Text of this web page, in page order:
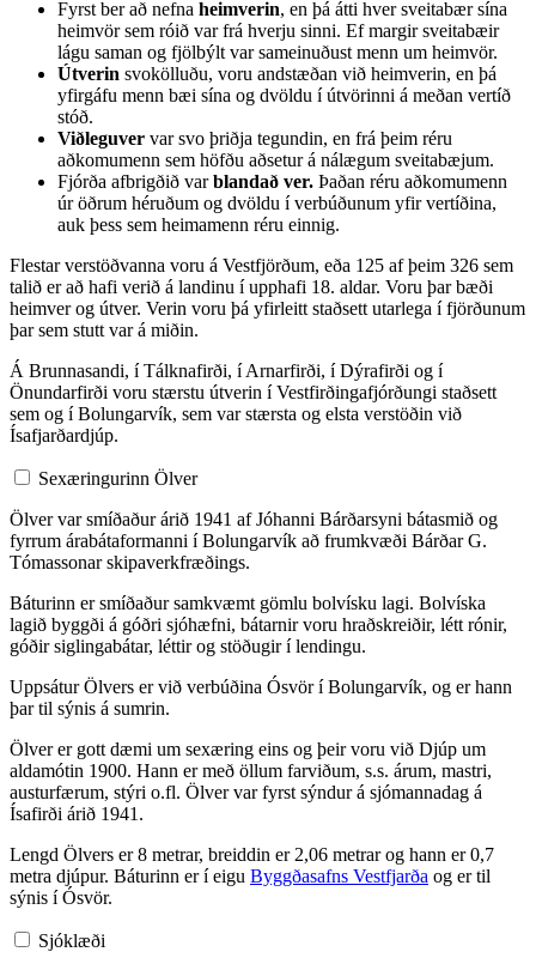
Fyrst ber að nefna heimverin, en þá átti hver sveitabær sína
heimvör sem róið var frá hverju sinni. Ef margir sveitabæir
lágu saman og fjölbýlt var sameinuðust menn um heimvör.
Útverin svokölluðu, voru andstæðan við heimverin, en þá
yfirgáfu menn bæi sína og dvöldu í útvörinni á meðan vertíð
stóð.
Viðleguver var svo þriðja tegundin, en frá þeim réru
aðkomumenn sem höfðu aðsetur á nálægum sveitabæjum.
Fjórða afbrigðið varblandað ver. Þaðan réru aðkomumenn
úr öðrum héruðum og dvöldu í verbúðunum yfir vertíðina,
auk þess sem heimamenn réru einnig.
Flestar verstöðvanna voru á Vestfjörðum, eða 125 af þeim 326 sem
talið er að hafi verið á landinu í upphafi 18. aldar. Voru þar bæði
heimver og útver. Verin voru þá yfirleitt staðsett utarlega í fjörðunum
þar sem stutt var á miðin.
Á Brunnasandi, í Tálknafirði, í Arnarfirði, í Dýrafirði og í
Önundarfirði voru stærstu útverin í Vestfirðingafjórðungi staðsett
sem og í Bolungarvík, sem var stærsta og elsta verstöðin við
Ísafjarðardjúp.
Sexæringurinn Ölver
Ölver var smíðaður árið 1941 af Jóhanni Bárðarsyni bátasmið og
fyrrum árabátaformanni í Bolungarvík að frumkvæði Bárðar G.
Tómassonar skipaverkfræðings.
Báturinn er smíðaður samkvæmt gömlu bolvísku lagi. Bolvíska
lagið byggði á góðri sjóhæfni, bátarnir voru hraðskreiðir, létt rónir,
góðir siglingabátar, léttir og stöðugir í lendingu.
Uppsátur Ölvers er við verbúðina Ósvör í Bolungarvík, og er hann
þar til sýnis á sumrin.
Ölver er gott dæmi um sexæring eins og þeir voru við Djúp um
aldamótin 1900. Hann er með öllum farviðum, s.s. árum, mastri,
austurfærum, stýri o.fl. Ölver var fyrst sýndur á sjómannadag á
Ísafirði árið 1941.
Lengd Ölvers er 8 metrar, breiddin er 2,06 metrar og hann er 0,7
metra djúpur. Báturinn er í eigu Byggðasafns Vestfjarða og er til
sýnis í Ósvör.
Sjóklæði